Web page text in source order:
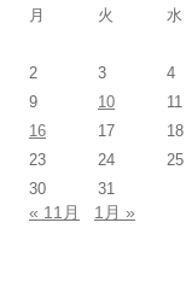
月
火 水
2
3 4
9
10 11
16
17 18
23
24 25
30
31
« 11月 1月 »